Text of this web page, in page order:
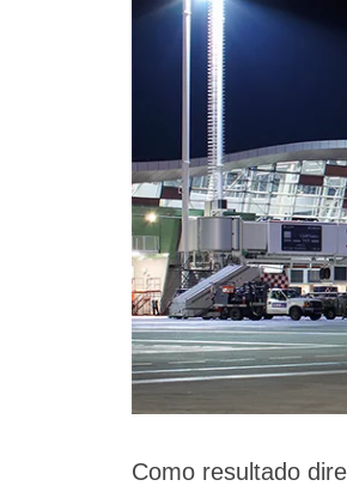
Como resultado